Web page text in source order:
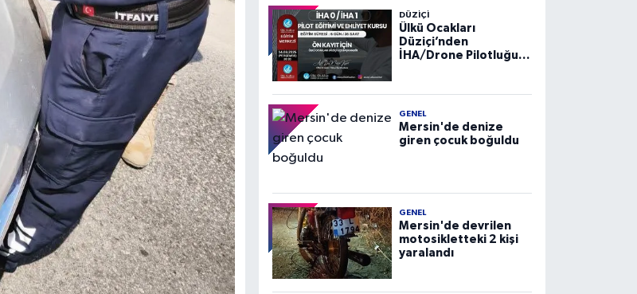
DÜZIÇI
Ülkü Ocakları
Düziçi’nden
İHA/Drone Pilotluğu
GENEL
Mersin'de denize
giren çocuk boğuldu
GENEL
Mersin'de devrilen
motosikletteki 2 kişi
yaralandı